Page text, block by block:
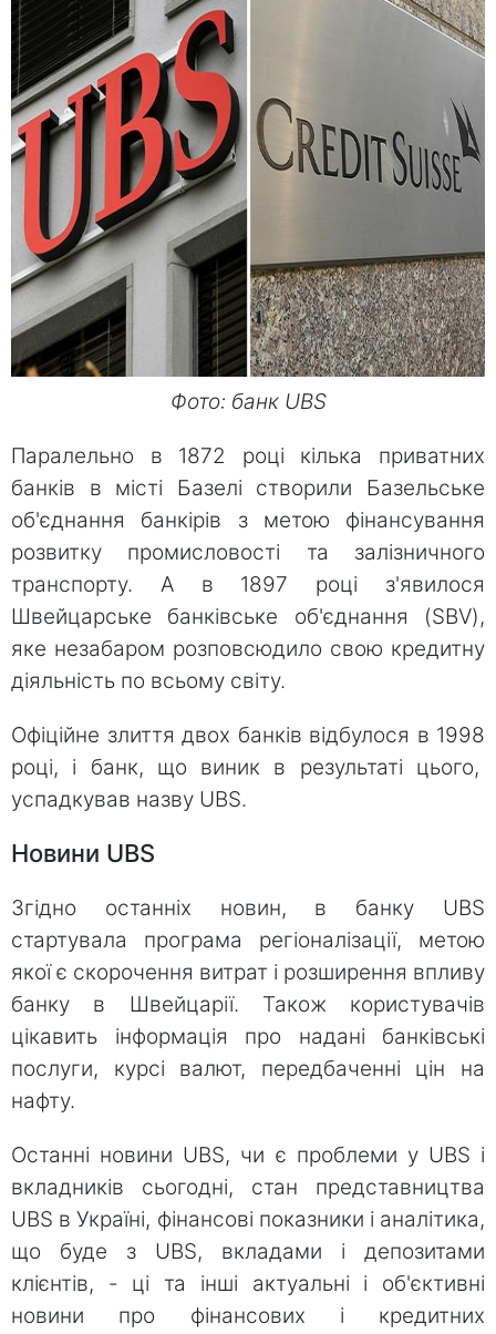
Фото: банк UBS
Паралельно в 1872 році кілька приватних
банків в місті Базелі створили Базельське
об'єднання банкірів з метою фінансування
розвитку промисловості та залізничного
транспорту. А в 1897 році з'явилося
Швейцарське банківське об'єднання (SBV),
яке незабаром розповсюдило свою кредитну
діяльність по всьому світу.
Офіційне злиття двох банків відбулося в 1998
році, і банк, що виник в результаті цього,
успадкував назву UBS.
Новини UBS
Згідно останніх новин, в банку UBS
стартувала програма регіоналізації, метою
якої є скорочення витрат і розширення впливу
банку в Швейцарії. Також користувачів
цікавить інформація про надані банківські
послуги, курсі валют, передбаченні цін на
нафту.
Останні новини UBS, чи є проблеми у UBS і
вкладників сьогодні, стан представництва
UBS в Україні, фінансові показники і аналітика,
що буде з UBS, вкладами і депозитами
клієнтів, - ці та інші актуальні і об'єктивні
новини про фінансових і кредитних